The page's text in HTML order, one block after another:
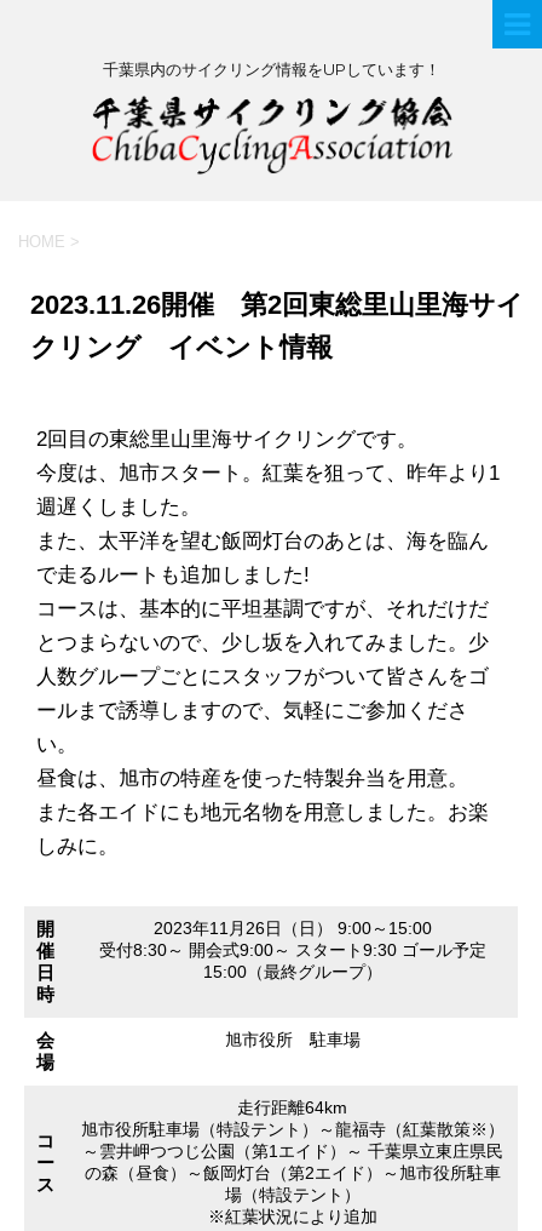
千葉県内のサイクリング情報をUPしています！
HOME >
2023.11.26開催 第2回東総里山里海サイ
クリング イベント情報
2回目の東総里山里海サイクリングです。
今度は、旭市スタート。紅葉を狙って、昨年より1
週遅くしました。
また、太平洋を望む飯岡灯台のあとは、海を臨ん
で走るルートも追加しました!
コースは、基本的に平坦基調ですが、それだけだ
とつまらないので、少し坂を入れてみました。少
人数グループごとにスタッフがついて皆さんをゴ
ールまで誘導しますので、気軽にご参加くださ
い。
昼食は、旭市の特産を使った特製弁当を用意。
また各エイドにも地元名物を用意しました。お楽
しみに。
開
催
日
時
2023年11月26日（日） 9:00～15:00
受付8:30～ 開会式9:00～ スタート9:30 ゴール予定
15:00（最終グループ）
会
場
旭市役所 駐車場
コ
ー
ス
走行距離64km
旭市役所駐車場（特設テント）～龍福寺（紅葉散策※）
～雲井岬つつじ公園（第1エイド）～ 千葉県立東庄県民
の森（昼食）～飯岡灯台（第2エイド）～旭市役所駐車
場（特設テント）
※紅葉状況により追加